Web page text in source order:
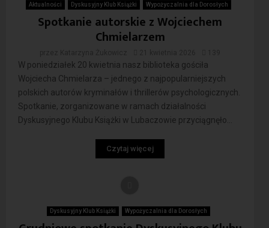
Aktualności Dyskusyjny Klub Książki Wypożyczalnia dla Dorosłych
Spotkanie autorskie z Wojciechem
Chmielarzem
W poniedziałek 20 kwietnia nasz biblioteka gościła
Wojciecha Chmielarza – jednego z najpopularniejszych
polskich autorów kryminałów i thrillerów psychologicznych.
Spotkanie, zorganizowane w ramach działalności
Dyskusyjnego Klubu Książki w Lubaczowie przyciągnęło...
Czytaj więcej
Dyskusyjny Klub Książki Wypożyczalnia dla Dorosłych